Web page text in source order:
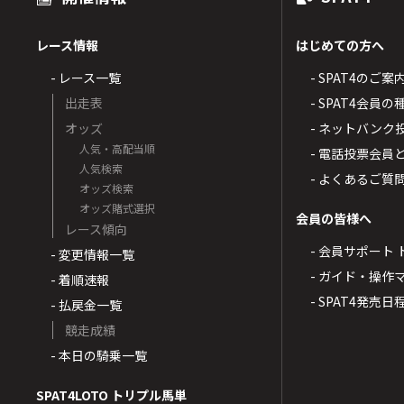
レース情報
- レース一覧
出走表
オッズ
人気・高配当順
人気検索
オッズ検索
オッズ賭式選択
レース傾向
- 変更情報一覧
- 着順速報
- 払戻金一覧
競走成績
- 本日の騎乗一覧
SPAT4LOTO トリプル馬単
はじめての方へ
- SPAT4のご案
- SPAT4会員の
- ネットバンク
- 電話投票会員
- よくあるご質
会員の皆様へ
- 会員サポート
- ガイド・操作
- SPAT4発売日